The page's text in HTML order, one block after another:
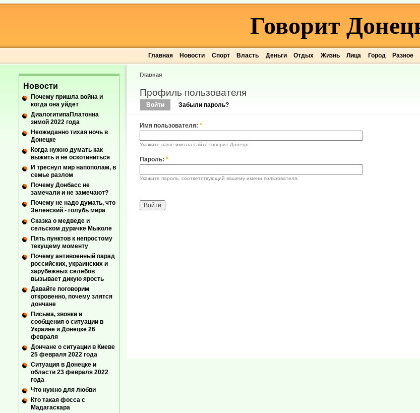
Главная Новости Спорт Власть Деньги Отдых Жизнь Лица Город Разное
Говорит
Главная
Профиль пользователя
Войти Забыли пароль?
Имя пользователя: *
Укажите ваше имя на сайте Говорит Донецк.
Пароль: *
Укажите пароль, соответствующий вашему имени пользователя.
Новости
Почему пришла война и
когда она уйдет
ДиалогитипаПлатонна
зимой 2022 года
Неожиданно тихая ночь в
Донецке
Когда нужно думать как
выжить и не оскотиниться
И треснул мир напополам, в
семье разлом
Почему Донбасс не
замечали и не замечают?
Почему не надо думать, что
Зеленский - голубь мира
Сказка о медведе и
сельском дурачке Мыколе
Пять пунктов к непростому
текущему моменту
Почему антивоенный парад
российских, украинских и
зарубежных селебов
вызывает дикую ярость
Давайте поговорим
откровенно, почему злятся
дончане
Письма, звонки и
сообщения о ситуации в
Украине и Донецке 26
февраля
Дончане о ситуации в Киеве
25 февраля 2022 года
Ситуация в Донецке и
области 23 февраля 2022
года
Что нужно для любви
Кто такая фосса с
Мадагаскара